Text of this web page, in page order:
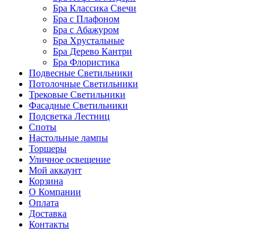
Бра Классика Свечи
Бра с Плафоном
Бра с Абажуром
Бра Хрустальные
Бра Дерево Кантри
Бра Флористика
Подвесные Светильники
Потолочные Светильники
Трековые Светильники
Фасадные Светильники
Подсветка Лестниц
Споты
Настольные лампы
Торшеры
Уличное освещение
Мой аккаунт
Корзина
О Компании
Оплата
Доставка
Контакты